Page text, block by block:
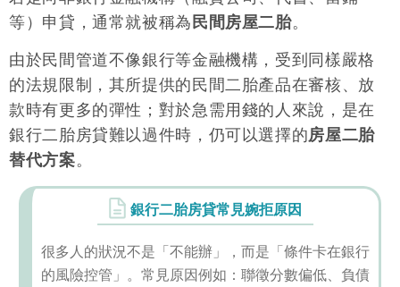
等）申貸，通常就被稱為 民間房屋二胎。
由於民間管道不像銀行等金融機構，受到同樣嚴格
的法規限制，其所提供的民間二胎產品在審核、放
款時有更多的彈性；對於急需用錢的人來說，是在
銀行二胎房貸難以過件時，仍可以選擇的房屋二胎
替代方案。
銀行二胎房貸常見婉拒原因
很多人的狀況不是「不能辦」，而是「條件卡在銀行
的風險控管」。常見原因例如：聯徵分數偏低、負債